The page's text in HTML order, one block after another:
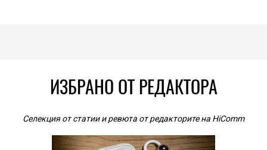
ИЗБРАНО ОТ РЕДАКТОРА
Селекция от статии и ревюта от редакторите на HiComm